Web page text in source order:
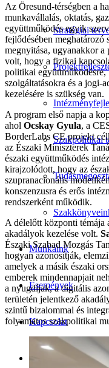
Stratégiai
Szakpolitikai
Munkáink
Események
Kapcsolat
Az Öresund-térségben a
munkavállalás, oktatás,
együttműködés egyik
fejlődésében meghatározó
megnyitása, ugyanakkor a
volt, hogy a fizikai
politikai
szolgáltatásokra és a jogi-
kezelésére is szükség van.
A program első napja a
ahol Ocskay Gyula, a
BorderLabs CE projekt
az Északi Miniszterek
északi együttműködés
kirajzolódott, hogy az
szupranacionális
konszenzusra és erős
rendszerként működik.
A délelőtt központi témája
akadályok kezelése volt.
Északi Szabad Mozgás
hogyan azonosítják,
amelyek a másik északi
emberek mindennapjait
a nyugdíjak, a digitális
területén jelentkező
szintű bizalommal és
folyamatos szakpolitikai